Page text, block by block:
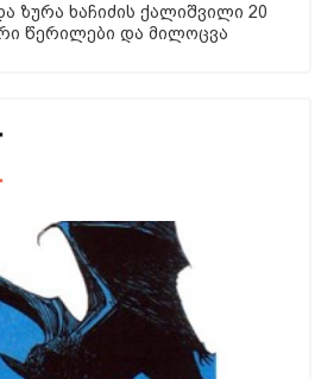
ზურა ხაჩიძის ქალიშვილი 20
წერილები და მილოცვა